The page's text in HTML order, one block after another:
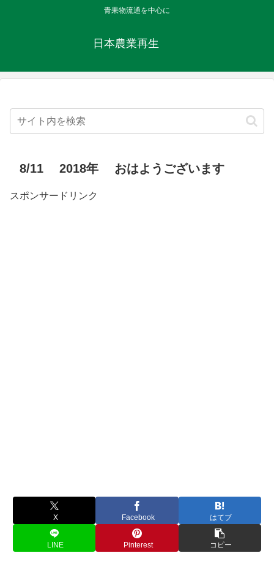
青果物流通を中心に
日本農業再生
8/11 2018年 おはようございます
スポンサードリンク
X Facebook はてブ
LINE Pinterest コピー